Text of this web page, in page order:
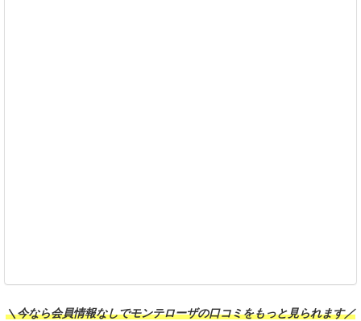
＼今なら会員情報なしでモンテローザの口コミをもっと見られます／